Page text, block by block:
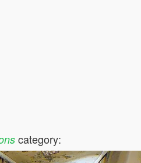
category: